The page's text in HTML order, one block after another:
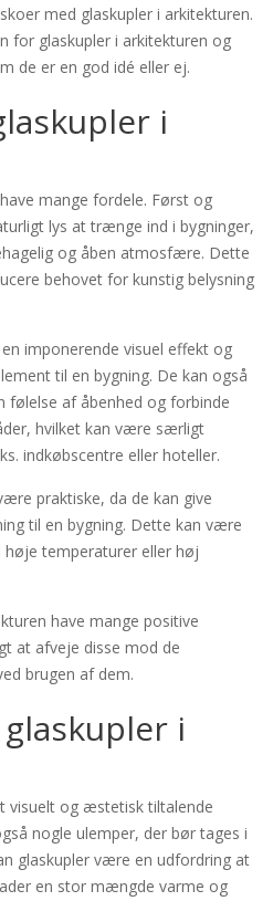
med glaskupler i arkitekturen.
for glaskupler i arkitekturen og
de er en god idé eller ej.
i
mange fordele. Først og
lys at trænge ind i bygninger,
og åben atmosfære. Dette
behovet for kunstig belysning
imponerende visuel effekt og
til en bygning. De kan også
følelse af åbenhed og forbinde
hvilket kan være særligt
indkøbscentre eller hoteller.
praktiske, da de kan give
til en bygning. Dette kan være
temperaturer eller høj
have mange positive
at afveje disse mod de
brugen af dem.
i
visuelt og æstetisk tiltalende
nogle ulemper, der bør tages i
glaskupler være en udfordring at
en stor mængde varme og